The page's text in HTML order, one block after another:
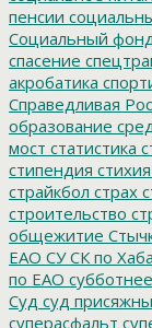
пенсии
Социальный фонд
спасение
акробатика
Справедливая
образование
мост статистика
стипендия стихия
страйкбол страх
строительство
общежитие
ЕАО СУ СК по
по ЕАО
Суд суд
суперасфальт